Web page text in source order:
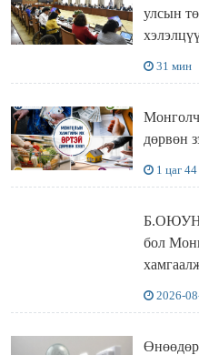
улсын
31 мин
дөрвөн
1 цаг
бол
2026-
Өнөөдөр